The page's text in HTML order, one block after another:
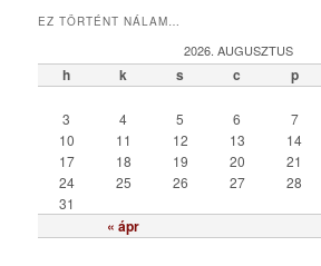
e
ó
r
EZ TÖRTÉNT NÁLAM…
2026. AUGUSZTUS
h k s c p
« ápr
3
4 5 6 7
10
11 12 13 14
17
18 19 20 21
24
25 26 27 28
31